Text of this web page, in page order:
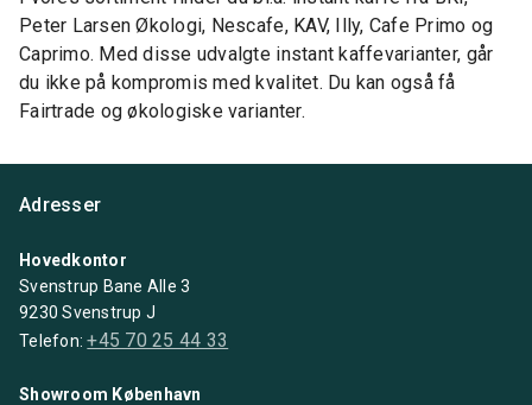
Peter Larsen Økologi, Nescafe, KAV, Illy, Cafe Primo og
Caprimo. Med disse udvalgte instant kaffevarianter, går
du ikke på kompromis med kvalitet. Du kan også få
Fairtrade og økologiske varianter.
Adresser
Hovedkontor
Svenstrup Bane Alle 3
9230 Svenstrup J
Telefon:+45 70 25 44 33
Showroom København